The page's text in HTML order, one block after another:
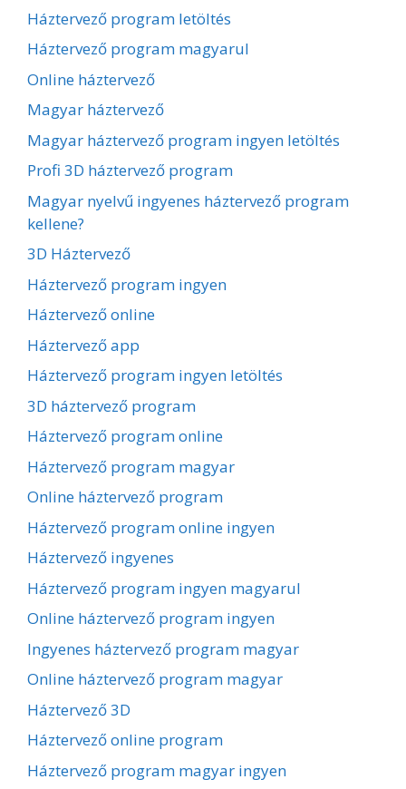
Háztervező program letöltés
Háztervező program magyarul
Online háztervező
Magyar háztervező
Magyar háztervező program ingyen letöltés
Profi 3D háztervező program
Magyar nyelvű ingyenes háztervező program
kellene?
3D Háztervező
Háztervező program ingyen
Háztervező online
Háztervező app
Háztervező program ingyen letöltés
3D háztervező program
Háztervező program online
Háztervező program magyar
Online háztervező program
Háztervező program online ingyen
Háztervező ingyenes
Háztervező program ingyen magyarul
Online háztervező program ingyen
Ingyenes háztervező program magyar
Online háztervező program magyar
Háztervező 3D
Háztervező online program
Háztervező program magyar ingyen